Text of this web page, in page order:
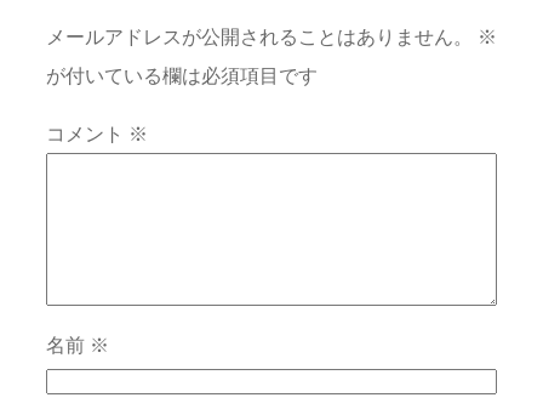
メールアドレスが公開されることはありません。
※
が付いている欄は必須項目です
コメント ※
名前 ※